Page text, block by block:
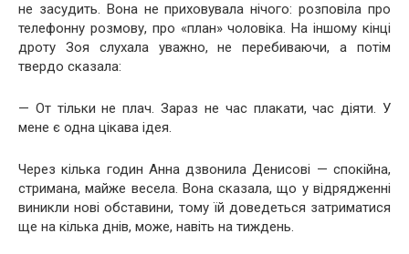
не засудить. Вона не приховувала нічого: розповіла про
телефонну розмову, про «план» чоловіка. На іншому кінці
дроту Зоя слухала уважно, не перебиваючи, а потім
твердо сказала:
— От тільки не плач. Зараз не час плакати, час діяти. У
мене є одна цікава ідея.
Через кілька годин Анна дзвонила Денисові — спокійна,
стримана, майже весела. Вона сказала, що у відрядженні
виникли нові обставини, тому їй доведеться затриматися
ще на кілька днів, може, навіть на тиждень.